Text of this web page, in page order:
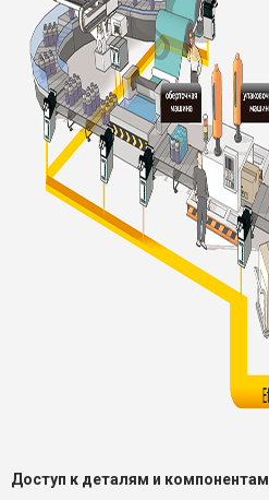
Доступ к деталям и компонентам